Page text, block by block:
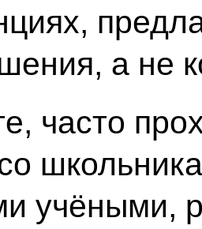
а не
часто
учёными,